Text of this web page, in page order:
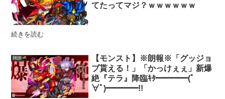
てたってマジ？ｗｗｗｗｗｗ
続きを読む
雑談
【モンスト】※朗報※「グッジョ
ブ貰える！」「かっけぇぇ」新爆
絶『テラ』降臨ｷﾀ━━━━(ﾟ
∀ﾟ)━━━━!!